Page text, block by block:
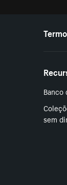
Mais
Banco
sem